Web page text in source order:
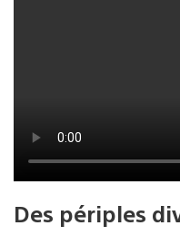
Des périples